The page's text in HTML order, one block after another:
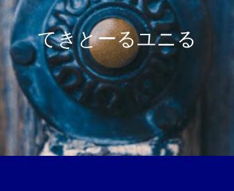
てきとーるユニる